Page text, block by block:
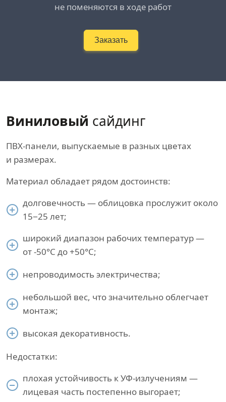
не поменяются в ходе работ
Заказать
Виниловый сайдинг
ПВХ-панели, выпускаемые в разных цветах
и размерах.
Материал обладает рядом достоинств:
долговечность — облицовка прослужит около
15−25 лет;
широкий диапазон рабочих температур —
от -50°С до +50°С;
непроводимость электричества;
небольшой вес, что значительно облегчает
монтаж;
высокая декоративность.
Недостатки:
плохая устойчивость к УФ-излучениям —
лицевая часть постепенно выгорает;